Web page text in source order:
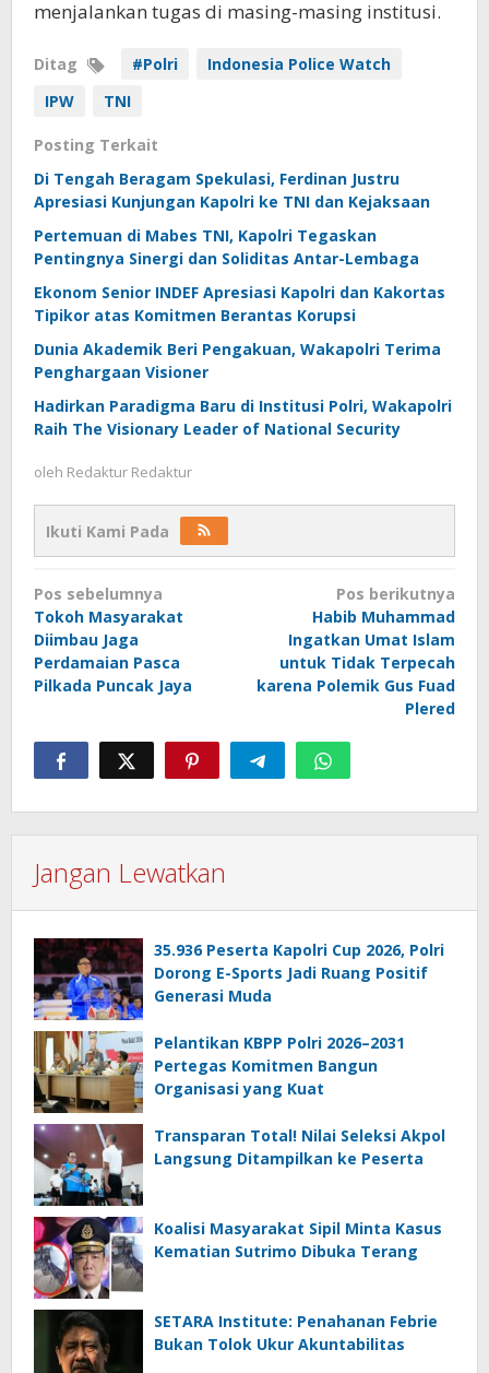
menjalankan tugas di masing-masing institusi.
Ditag #Polri
Indonesia Police Watch
IPW
TNI
Posting Terkait
Di Tengah Beragam Spekulasi, Ferdinan Justru
Apresiasi Kunjungan Kapolri ke TNI dan Kejaksaan
Pertemuan di Mabes TNI, Kapolri Tegaskan
Pentingnya Sinergi dan Soliditas Antar-Lembaga
Ekonom Senior INDEF Apresiasi Kapolri dan Kakortas
Tipikor atas Komitmen Berantas Korupsi
Dunia Akademik Beri Pengakuan, Wakapolri Terima
Penghargaan Visioner
Hadirkan Paradigma Baru di Institusi Polri, Wakapolri
Raih The Visionary Leader of National Security
oleh Redaktur Redaktur
Ikuti Kami Pada
Navigasi
pos
Pos sebelumnya
Tokoh Masyarakat
Diimbau Jaga
Perdamaian Pasca
Pilkada Puncak Jaya
Pos berikutnya
Habib Muhammad
Ingatkan Umat Islam
untuk Tidak Terpecah
karena Polemik Gus Fuad
Plered
Jangan Lewatkan
35.936 Peserta Kapolri Cup 2026, Polri
Dorong E-Sports Jadi Ruang Positif
Generasi Muda
Pelantikan KBPP Polri 2026–2031
Pertegas Komitmen Bangun
Organisasi yang Kuat
Transparan Total! Nilai Seleksi Akpol
Langsung Ditampilkan ke Peserta
Koalisi Masyarakat Sipil Minta Kasus
Kematian Sutrimo Dibuka Terang
SETARA Institute: Penahanan Febrie
Bukan Tolok Ukur Akuntabilitas